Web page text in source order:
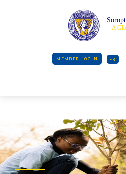
A
MEMBER LOGIN FR